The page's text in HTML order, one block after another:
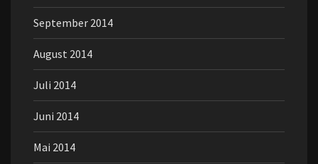
September 2014
August 2014
Juli 2014
Juni 2014
Mai 2014